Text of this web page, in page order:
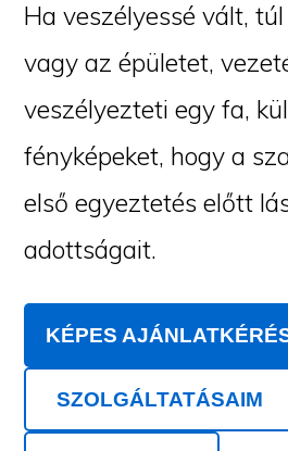
Ha veszélyessé vált,
vagy az épületet,
veszélyezteti egy fa,
fényképeket, hogy a
első egyeztetés előtt
adottságait.
KÉPES
SZOLGÁLTATÁSAIM